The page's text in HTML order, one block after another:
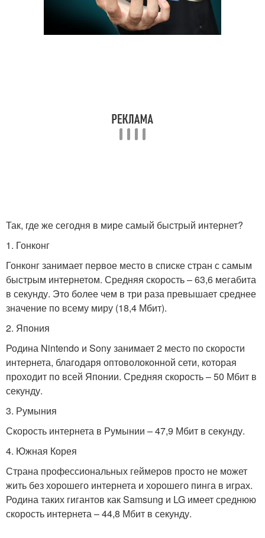
Так, где же сегодня в мире самый быстрый интернет?
1. Гонконг
Гонконг занимает первое место в списке стран с самым
быстрым интернетом. Средняя скорость – 63,6 мегабита
в секунду. Это более чем в три раза превышает среднее
значение по всему миру (18,4 Мбит).
2. Япония
Родина Nintendo и Sony занимает 2 место по скорости
интернета, благодаря оптоволоконной сети, которая
проходит по всей Японии. Средняя скорость – 50 Мбит в
секунду.
3. Румыния
Скорость интернета в Румынии – 47,9 Мбит в секунду.
4. Южная Корея
Страна профессиональных геймеров просто не может
жить без хорошего интернета и хорошего пинга в играх.
Родина таких гигантов как Samsung и LG имеет среднюю
скорость интернета – 44,8 Мбит в секунду.